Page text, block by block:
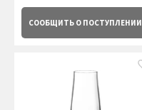
СООБЩИТЬ О ПОСТУПЛЕНИИ